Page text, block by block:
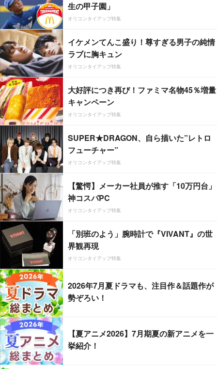
生の甲子園」
オリコンタイアップ特集
イケメンてんこ盛り！尊すぎる男子の純情
ラブに胸キュン
オリコンタイアップ特集
大好評につき再び！ファミマ名物45％増量
キャンペーン
オリコンタイアップ特集
SUPER★DRAGON、自ら描いた”レトロ
フューチャー”
オリコンタイアップ特集
【驚愕】メーカー社員が推す「10万円台」
神コスパPC
オリコンタイアップ特集
「別班のよう」腕時計で『VIVANT』の世
界観再現
オリコンタイアップ特集
2026年7月夏ドラマも、注目作＆話題作が
勢ぞろい！
【夏アニメ2026】7月期夏の新アニメを一
挙紹介！